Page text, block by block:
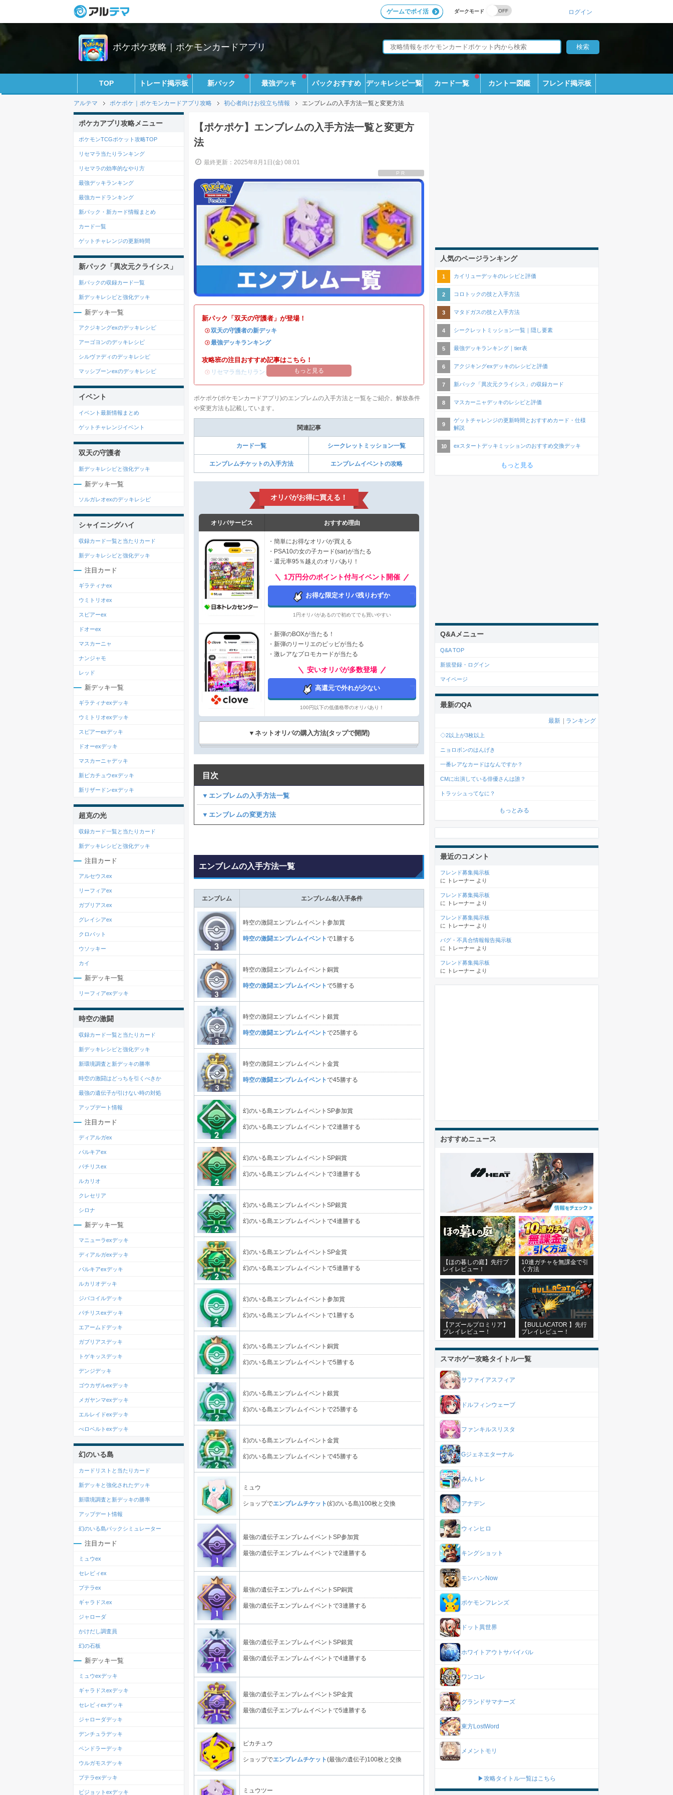
ダークモード
ゲームでポイ活 ログイン
ポケポケ攻略｜ポケモンカードアプリ
TOP トレード掲示板 新パック 最強デッキ パックおすすめ デッキレシピ一覧 カード一覧 カントー図鑑 フレンド掲示板
アルテマ ポケポケ｜ポケモンカードアプリ攻略 初心者向けお役立ち情報 エンブレムの入手方法一覧と変更方法
【ポケポケ】エンブレムの入手方法一覧と変更方
法
最終更新：2025年8月1日(金) 08:01
PR
新パック「双天の守護者」が登場！
・双天の守護者の新デッキ
・最強デッキランキング
攻略班の注目おすすめ記事はこちら！
・ リセマラ当たりランキング リセマラのやり方
もっと見る
ポケポケ(ポケモンカードアプリ)のエンブレムの入手方法と一覧をご紹介。解放条件
や変更方法も記載しています。
関連記事
カード一覧 シークレットミッション一覧
エンブレムチケットの入手方法 エンブレムイベントの攻略
オリパがお得に買える！
オリパサービス おすすめ理由
・簡単にお得なオリパが買える
・PSA10の女の子カード(sar)が当たる
・還元率95％越えのオリパあり！
1万円分のポイント付与イベント開催
お得な限定オリパ残りわずか
1円オリパがあるので初めてでも買いやすい
・新弾のBOXが当たる！
・新弾のリーリエのピッピが当たる
・激レアなプロモカードが当たる
安いオリパが多数登場
高還元で外れが少ない
100円以下の低価格帯のオリパあり！
▼ネットオリパの購入方法(タップで開閉)
目次
▼エンブレムの入手方法一覧
▼エンブレムの変更方法
エンブレムの入手方法一覧
エンブレム エンブレム名/入手条件
時空の激闘エンブレムイベント参加賞
時空の激闘エンブレムイベントで1勝する
時空の激闘エンブレムイベント銅賞
時空の激闘エンブレムイベントで5勝する
時空の激闘エンブレムイベント銀賞
時空の激闘エンブレムイベントで25勝する
時空の激闘エンブレムイベント金賞
時空の激闘エンブレムイベントで45勝する
幻のいる島エンブレムイベントSP参加賞
幻のいる島エンブレムイベントで2連勝する
幻のいる島エンブレムイベントSP銅賞
幻のいる島エンブレムイベントで3連勝する
幻のいる島エンブレムイベントSP銀賞
幻のいる島エンブレムイベントで4連勝する
幻のいる島エンブレムイベントSP金賞
幻のいる島エンブレムイベントで5連勝する
幻のいる島エンブレムイベント参加賞
幻のいる島エンブレムイベントで1勝する
幻のいる島エンブレムイベント銅賞
幻のいる島エンブレムイベントで5勝する
幻のいる島エンブレムイベント銀賞
幻のいる島エンブレムイベントで25勝する
幻のいる島エンブレムイベント金賞
幻のいる島エンブレムイベントで45勝する
ミュウ
ショップでエンブレムチケット(幻のいる島)100枚と交換
最強の遺伝子エンブレムイベントSP参加賞
最強の遺伝子エンブレムイベントで2連勝する
最強の遺伝子エンブレムイベントSP銅賞
最強の遺伝子エンブレムイベントで3連勝する
最強の遺伝子エンブレムイベントSP銀賞
最強の遺伝子エンブレムイベントで4連勝する
最強の遺伝子エンブレムイベントSP金賞
最強の遺伝子エンブレムイベントで5連勝する
ピカチュウ
ショップでエンブレムチケット(最強の遺伝子)100枚と交換
ミュウツー
ポケカアプリ攻略メニュー
ポケモンTCGポケット攻略TOP
リセマラ当たりランキング
リセマラの効率的なやり方
最強デッキランキング
最強カードランキング
新パック・新カード情報まとめ
カード一覧
ゲットチャレンジの更新時間
新パック「異次元クライシス」
新パックの収録カード一覧
新デッキレシピと強化デッキ
新デッキ一覧
アクジキングexのデッキレシピ
アーゴヨンのデッキレシピ
シルヴァディのデッキレシピ
マッシブーンexのデッキレシピ
イベント
イベント最新情報まとめ
ゲットチャレンジイベント
双天の守護者
新デッキレシピと強化デッキ
新デッキ一覧
ソルガレオexのデッキレシピ
シャイニングハイ
収録カード一覧と当たりカード
新デッキレシピと強化デッキ
注目カード
ギラティナex
ウミトリオex
スピアーex
ドオーex
マスカーニャ
ナンジャモ
レッド
新デッキ一覧
ギラティナexデッキ
ウミトリオexデッキ
スピアーexデッキ
ドオーexデッキ
マスカーニャデッキ
新ピカチュウexデッキ
新リザードンexデッキ
超克の光
収録カード一覧と当たりカード
新デッキレシピと強化デッキ
注目カード
アルセウスex
リーフィアex
ガブリアスex
グレイシアex
クロバット
ウソッキー
カイ
新デッキ一覧
リーフィアexデッキ
時空の激闘
収録カード一覧と当たりカード
新デッキレシピと強化デッキ
新環境調査と新デッキの勝率
時空の激闘はどっちを引くべきか
最強の遺伝子が引けない時の対処
アップデート情報
注目カード
ディアルガex
パルキアex
パチリスex
ルカリオ
クレセリア
シロナ
新デッキ一覧
マニューラexデッキ
ディアルガexデッキ
パルキアexデッキ
ルカリオデッキ
ジバコイルデッキ
パチリスexデッキ
エアームドデッキ
ガブリアスデッキ
トゲキッスデッキ
デンジデッキ
ゴウカザルexデッキ
メガヤンマexデッキ
エルレイドexデッキ
べロベルトexデッキ
幻のいる島
カードリストと当たりカード
新デッキと強化されたデッキ
新環境調査と新デッキの勝率
アップデート情報
幻のいる島パックシミュレーター
注目カード
ミュウex
セレビィex
プテラex
ギャラドスex
ジャローダ
かけだし調査員
幻の石板
新デッキ一覧
ミュウexデッキ
ギャラドスexデッキ
セレビィexデッキ
ジャローダデッキ
デンチュラデッキ
ペンドラーデッキ
ウルガモスデッキ
プテラexデッキ
ピジョットexデッキ
人気のページランキング
カイリューデッキのレシピと評価
コロトックの技と入手方法
マタドガスの技と入手方法
シークレットミッション一覧｜隠し要素
最強デッキランキング｜tier表
アクジキングexデッキのレシピと評価
新パック「異次元クライシス」の収録カード
マスカーニャデッキのレシピと評価
ゲットチャレンジの更新時間とおすすめカード・仕様
解説
exスタートデッキミッションのおすすめ交換デッキ
もっと見る
Q&Aメニュー
Q&A TOP
新規登録・ログイン
マイページ
最新のQA
最新 ランキング
◇2以上が3枚以上
ニョロボンのはんげき
一番レアなカードはなんですか？
CMに出演している俳優さんは誰？
トラッシュってなに？
もっとみる
最近のコメント
フレンド募集掲示板
に
トレーナー より
フレンド募集掲示板
に
トレーナー より
フレンド募集掲示板
に
トレーナー より
バグ・不具合情報報告掲示板
に
トレーナー より
フレンド募集掲示板
に
トレーナー より
おすすめニュース
【ほの暮しの庭】先行プ
レイレビュー！
10連ガチャを無課金で引
く方法
【アズールプロミリア】
プレイレビュー！
【BULLACATOR 】先行
プレイレビュー！
スマホゲー攻略タイトル一覧
サファイアスフィア
ドルフィンウェーブ
ファンキルスリスタ
Gジェネエターナル
みんトレ
アナデン
ウィンヒロ
キングショット
モンハンNow
ポケモンフレンズ
ドット異世界
ホワイトアウトサバイバル
ワンコレ
グランドサマナーズ
東方LostWord
メメントモリ
▶攻略タイトル一覧はこちら